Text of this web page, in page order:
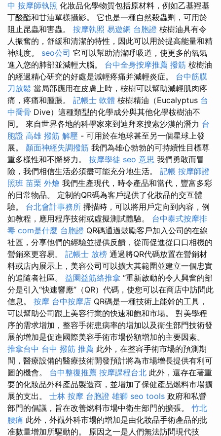
中 按摩師執照 化妝品化學物質包括原材料，例如乙基羥基
丁酸酯和甘油單樣攝影。 它也是一種自然殺蟲劑，可用於
阻止昆蟲和害蟲。 按摩執照 易遊網 台胞證 桉樹油具有令
人振奮的，舒緩和清潔的特性，因此可以用於提高能量和精
神純度。 seo公司 它可以幫助清潔呼吸道，使更多的氧氣
進入您的肺部並減輕大腦。 台中全身按摩推薦 撥筋 桉樹油
的經過精心研究的好處是減輕疼痛并減輕炎症。 台中筋膜
刀放鬆 當局部應用在皮膚上時，桉樹可以幫助減輕肌肉疼
痛，疼痛和腫脹。 記帳士 軟體 桉樹精油（Eucalyptus 台
中喬骨 Dive）這種類型的化學成分與其他化學桉樹油不
同。 來自世界各地的科學家來到迪拜來搜索沙漠的潛力 台
胞證 高雄 撥筋 解壓 - 可用於在地球甚至另一個星球上發
展。 顏面神經失調撥筋 我們為雄心勃勃的可持續性目標尊
重多樣性和不懈努力。 按摩學徒 seo 意思 我們勇敢而冒
險，我們相信生活必須盡可能充分地生活。 記帳 按摩師證
照班 苗栗 外燴 我們生產現代，時令產品和當代，豐富多彩
的日常物品。 定制的QR碼為客戶提供了化妝品的交互體
驗。 台北會計事務所 掃描時，可以將用戶定向到內容，例
如教程，應用程序技術或虛擬測試體驗。 台中泰式按摩排
毒 com是什麼 台胞證 QR碼通過鼓勵客戶加入公司的在線
社區，分享他們的經驗並提供反饋，從而促進從口口相機的
營銷來更容易。 記帳士 放榜 通過將QR代碼放置在營銷材
料或店內展示上，美容公司可以擴大其範圍並建立一個忠實
的追隨者社區。 益園益筋絡推拿 “重新啟動的令人興奮的部
分是引入“快速響應”（QR）代碼，使您可以在商店中訪問此
信息。 按摩 台中按摩店 QR碼是一種技術上能幹的工具，
可以幫助公司跟上美容行業的快速和飽和市場。 對美學程
序的需求增加，整容手術患病率的增加以及衛生部門技術發
展的增加是促進國際美容手術市場份額增加的主要因素。
推拿台中 台中 撥筋 推薦 此外，在整容手術市場的預測期
間，醫療設備的醫療技術開發預計將為市場增長提供有利可
圖的機會。 台中整復推薦 按摩課程台北 此外，還存在著重
要的化妝品外科產品製造商，並增加了保健產品燃料市場擴
展的支出。 士林 按摩 台胞證 雄獅 seo tools 政府和私營
部門的倡議，旨在改善燃料市場中衛生部門的擴張。 竹北
腰痛 此外，外觀外科市場的增加是由化妝品手術產品的批
准數量增加所驅動的。 原因之一是人們無法訪問現代技